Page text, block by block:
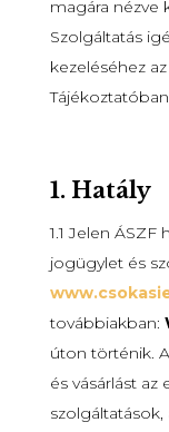
magára nézve
Szolgáltatás
kezeléséhez
1. Hatály
1.1 Jelen
jogügylet és
továbbiakban:
úton történik.
és vásárlást